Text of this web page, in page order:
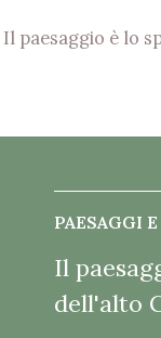
Il paesaggio è lo
PAESAGGI
Il
dell'alto